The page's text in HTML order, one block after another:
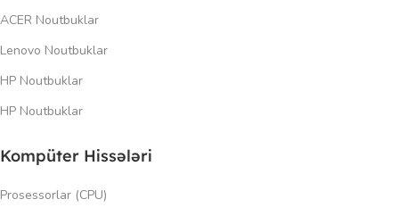
ACER Noutbuklar
Lenovo Noutbuklar
HP Noutbuklar
HP Noutbuklar
Kompüter Hissələri
Prosessorlar (CPU)